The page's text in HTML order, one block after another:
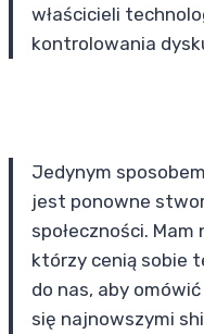
właścicieli
kontrolowania
Jedynym
jest ponowne
społeczności.
którzy cenią sobie
do nas, aby
się najnowszymi